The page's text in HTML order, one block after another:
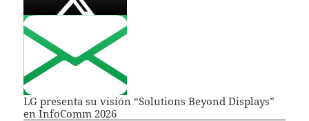
LG presenta su visión “Solutions Beyond Displays”
en InfoComm 2026